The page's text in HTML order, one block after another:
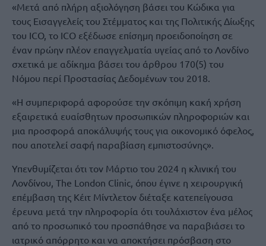
«Μετά από πλήρη αξιολόγηση βάσει του Κώδικα για
τους Εισαγγελείς του Στέμματος και της Πολιτικής Δίωξης
του ICO, το ICO εξέδωσε επίσημη προειδοποίηση σε
έναν πρώην πλέον επαγγελματία υγείας από το Λονδίνο
σχετικά με αδίκημα βάσει του άρθρου 170(5) του
Νόμου περί Προστασίας Δεδομένων του 2018.
«Η συμπεριφορά αφορούσε την σκόπιμη κακή χρήση
εξαιρετικά ευαίσθητων προσωπικών πληροφοριών και
μια προσφορά αποκάλυψής τους για οικονομικό όφελος,
που αποτελεί σαφή παραβίαση εμπιστοσύνης».
Υπενθυμίζεται ότι τον Μάρτιο του 2024 η κλινική του
Λονδίνου, The London Clinic, όπου έγινε η χειρουργική
επέμβαση της Κέιτ Μίντλετον διέταξε κατεπείγουσα
έρευνα μετά την πληροφορία ότι τουλάχιστον ένα μέλος
από το προσωπικό του προσπάθησε να παραβιάσει το
ιατρικό απόρρητο και να αποκτήσει πρόσβαση στο